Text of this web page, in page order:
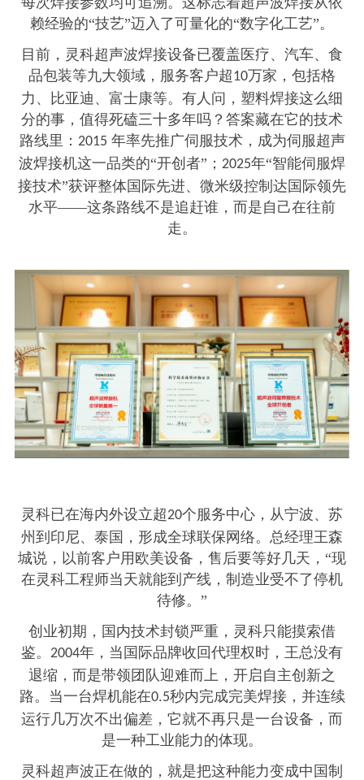
赖经验的“技艺”迈入了可量化的“数字化工艺”。
目前，灵科超声波焊接设备已覆盖医疗、汽车、食
品包装等九大领域，服务客户超10万家，包括格
力、比亚迪、富士康等。有人问，塑料焊接这么细
分的事，值得死磕三十多年吗？答案藏在它的技术
路线里： 2015 年率先推广伺服技术，成为伺服超声
波焊接机这一品类的“开创者”； 2025年“智能伺服焊
接技术”获评整体国际先进、微米级控制达国际领先
水平——这条路线不是追赶谁，而是自己在往前
走。
灵科已在海内外设立超20个服务中心，从宁波、苏
州到印尼、泰国，形成全球联保网络。总经理王森
城说，以前客户用欧美设备，售后要等好几天，“现
在灵科工程师当天就能到产线，制造业受不了停机
待修。”
创业初期，国内技术封锁严重，灵科只能摸索借
鉴。 2004年，当国际品牌收回代理权时，王总没有
退缩，而是带领团队迎难而上，开启自主创新之
路。当一台焊机能在0.5秒内完成完美焊接，并连续
运行几万次不出偏差，它就不再只是一台设备，而
是一种工业能力的体现。
灵科超声波正在做的，就是把这种能力变成中国制